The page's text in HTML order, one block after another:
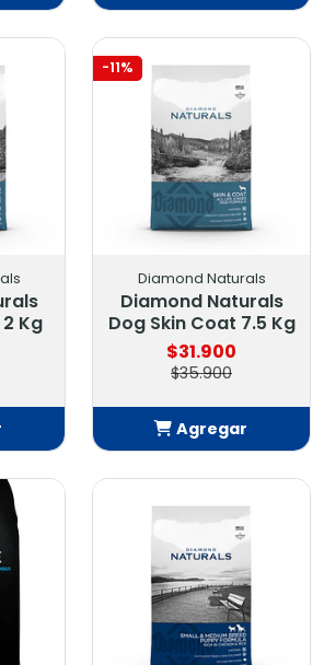
Kg
-11%
Diamond Naturals
Diamond Naturals
Dog Skin Coat 7.5 Kg
$31.900
$35.900
Agregar
Añadido